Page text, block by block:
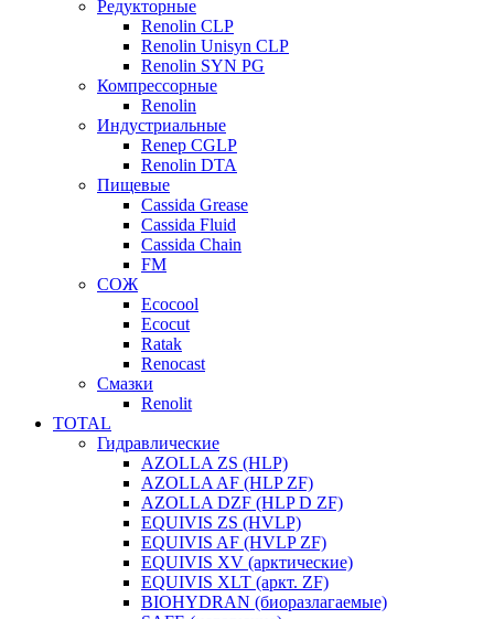
Редукторные
Renolin CLP
Renolin Unisyn CLP
Renolin SYN PG
Компрессорные
Renolin
Индустриальные
Renep CGLP
Renolin DTA
Пищевые
Cassida Grease
Cassida Fluid
Cassida Chain
FM
СОЖ
Ecocool
Ecocut
Ratak
Renocast
Смазки
Renolit
TOTAL
Гидравлические
AZOLLA ZS (HLP)
AZOLLA AF (HLP ZF)
AZOLLA DZF (HLP D ZF)
EQUIVIS ZS (HVLP)
EQUIVIS AF (HVLP ZF)
EQUIVIS XV (арктические)
EQUIVIS XLT (аркт. ZF)
BIOHYDRAN (биоразлагаемые)